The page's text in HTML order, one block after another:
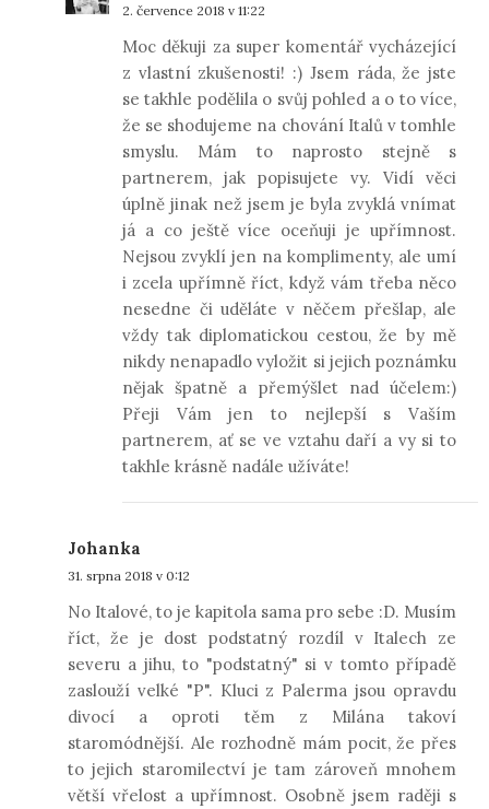
2. července 2018 v 11:22
Moc děkuji za super komentář vycházející
z vlastní zkušenosti! :) Jsem ráda, že jste
se takhle podělila o svůj pohled a o to více,
že se shodujeme na chování Italů v tomhle
smyslu. Mám to naprosto stejně s
partnerem, jak popisujete vy. Vidí věci
úplně jinak než jsem je byla zvyklá vnímat
já a co ještě více oceňuji je upřímnost.
Nejsou zvyklí jen na komplimenty, ale umí
i zcela upřímně říct, když vám třeba něco
nesedne či uděláte v něčem přešlap, ale
vždy tak diplomatickou cestou, že by mě
nikdy nenapadlo vyložit si jejich poznámku
nějak špatně a přemýšlet nad účelem:)
Přeji Vám jen to nejlepší s Vaším
partnerem, ať se ve vztahu daří a vy si to
takhle krásně nadále užíváte!
Johanka
31. srpna 2018 v 0:12
No Italové, to je kapitola sama pro sebe :D. Musím
říct, že je dost podstatný rozdíl v Italech ze
severu a jihu, to "podstatný" si v tomto případě
zaslouží velké "P". Kluci z Palerma jsou opravdu
divocí a oproti těm z Milána takoví
staromódnější. Ale rozhodně mám pocit, že přes
to jejich staromilectví je tam zároveň mnohem
větší vřelost a upřímnost. Osobně jsem raději s